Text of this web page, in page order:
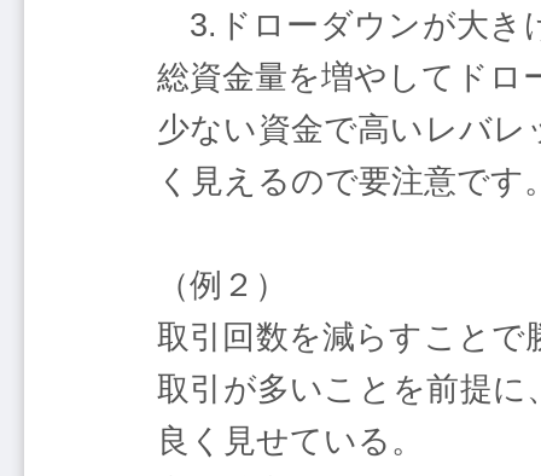
3.ドローダウンが大き
総資金量を増やしてドロ
少ない資金で高いレバレ
く見えるので要注意です
（例２）
取引回数を減らすことで
取引が多いことを前提に
良く見せている。